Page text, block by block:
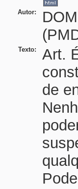
Autor:
Texto:
Art.
de